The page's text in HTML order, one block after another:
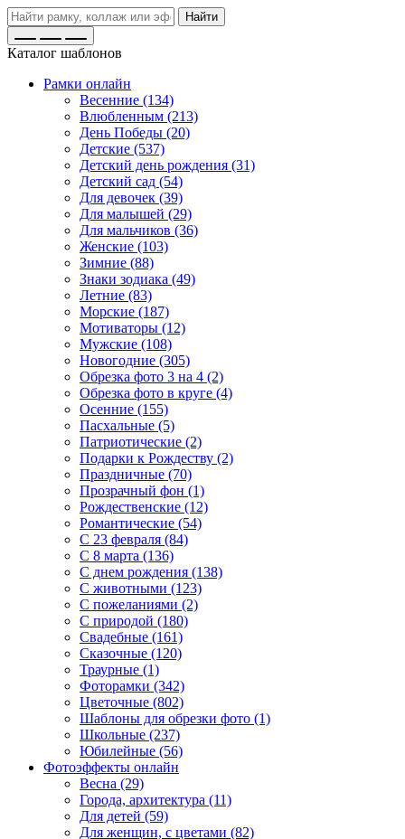
Найти
Каталог шаблонов
Рамки онлайн
Весенние (134)
Влюбленным (213)
День Победы (20)
Детские (537)
Детский день рождения (31)
Детский сад (54)
Для девочек (39)
Для малышей (29)
Для мальчиков (36)
Женские (103)
Зимние (88)
Знаки зодиака (49)
Летние (83)
Морские (187)
Мотиваторы (12)
Мужские (108)
Новогодние (305)
Обрезка фото 3 на 4 (2)
Обрезка фото в круге (4)
Осенние (155)
Пасхальные (5)
Патриотические (2)
Подарки к Рождеству (2)
Праздничные (70)
Прозрачный фон (1)
Рождественские (12)
Романтические (54)
С 23 февраля (84)
С 8 марта (136)
С днем рождения (138)
С животными (123)
С пожеланиями (2)
С природой (180)
Свадебные (161)
Сказочные (120)
Траурные (1)
Фоторамки (342)
Цветочные (802)
Шаблоны для обрезки фото (1)
Школьные (237)
Юбилейные (56)
Фотоэффекты онлайн
Весна (29)
Города, архитектура (11)
Для детей (59)
Для женщин, с цветами (82)